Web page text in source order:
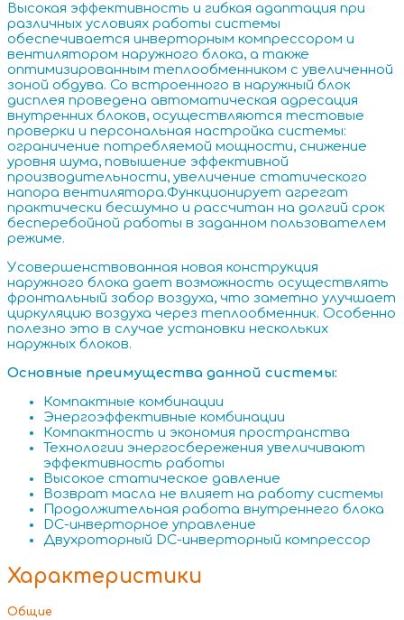
Высокая эффективность и гибкая адаптация при
различных условиях работы системы
обеспечивается инверторным компрессором и
вентилятором наружного блока, а также
оптимизированным теплообменником с увеличенной
зоной обдува. Со встроенного в наружный блок
дисплея проведена автоматическая адресация
внутренних блоков, осуществляются тестовые
проверки и персональная настройка системы:
ограничение потребляемой мощности, снижение
уровня шума, повышение эффективной
производительности, увеличение статического
напора вентилятора.Функционирует агрегат
практически бесшумно и рассчитан на долгий срок
бесперебойной работы в заданном пользователем
режиме.
Усовершенствованная новая конструкция
наружного блока дает возможность осуществлять
фронтальный забор воздуха, что заметно улучшает
циркуляцию воздуха через теплообменник. Особенно
полезно это в случае установки нескольких
наружных блоков.
Основные преимущества данной системы:
Компактные комбинации
Энергоэффективные комбинации
Компактность и экономия пространства
Технологии энергосбережения увеличивают
эффективность работы
Высокое статическое давление
Возврат масла не влияет на работу системы
Продолжительная работа внутреннего блока
DC-инверторное управление
Двухроторный DC-инверторный компрессор
Характеристики
Общие